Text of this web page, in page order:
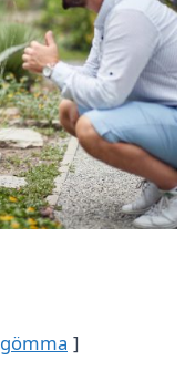
gömma